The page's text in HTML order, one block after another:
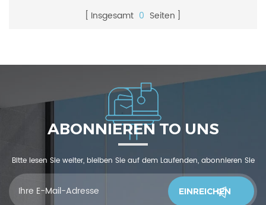
Insgesamt 0 Seiten
ABONNIEREN TO UNS
Bitte lesen Sie weiter, bleiben Sie auf dem Laufenden, abonnieren Sie
und wir begrüßen Sie, uns was zu sagendu denkst